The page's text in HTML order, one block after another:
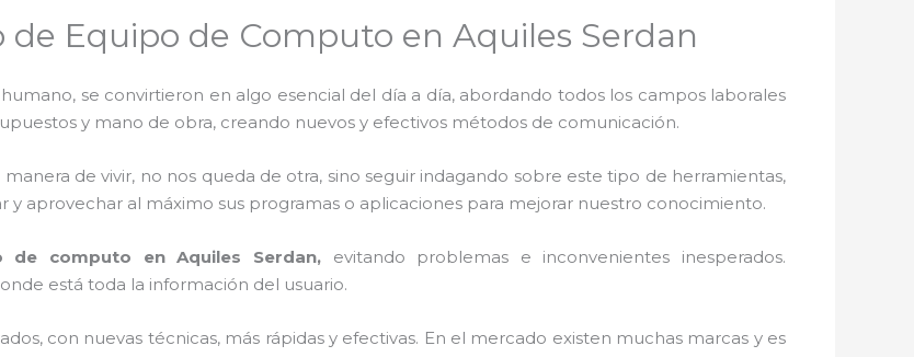
Equipo de Computo en Aquiles Serdan
se convirtieron en algo esencial del día a día, abordando todos los campos laborales
y mano de obra, creando nuevos y efectivos métodos de comunicación.
de vivir, no nos queda de otra, sino seguir indagando sobre este tipo de herramientas,
y aprovechar al máximo sus programas o aplicaciones para mejorar nuestro conocimiento.
de computo en Aquiles Serdan, evitando problemas e inconvenientes inesperados.
está toda la información del usuario.
con nuevas técnicas, más rápidas y efectivas. En el mercado existen muchas marcas y es